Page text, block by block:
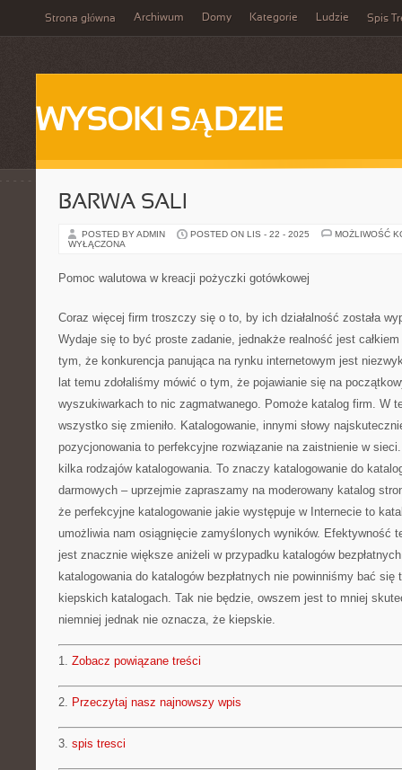
Strona główna Archiwum Domy Kategorie Ludzie Spis
WYSOKI SĄDZIE
BARWA SALI
POSTED BY ADMIN POSTED ON LIS - 22 - 2025
MOŻLIWOŚĆ
WYŁĄCZONA
Pomoc walutowa w kreacji pożyczki gotówkowej
Coraz więcej firm troszczy się o to, by ich działalność została
Wydaje się to być proste zadanie, jednakże realność jest
tym, że konkurencja panująca na rynku internetowym jest
lat temu zdołaliśmy mówić o tym, że pojawianie się na
wyszukiwarkach to nic zagmatwanego. Pomoże katalog firm. W
wszystko się zmieniło. Katalogowanie, innymi słowy
pozycjonowania to perfekcyjne rozwiązanie na zaistnienie w
kilka rodzajów katalogowania. To znaczy katalogowanie do
darmowych – uprzejmie zapraszamy na moderowany katalog
że perfekcyjne katalogowanie jakie występuje w Internecie to
umożliwia nam osiągnięcie zamyślonych wyników. Efektywność
jest znacznie większe aniżeli w przypadku katalogów
katalogowania do katalogów bezpłatnych nie powinniśmy bać
kiepskich katalogach. Tak nie będzie, owszem jest to mniej
niemniej jednak nie oznacza, że kiepskie.
1. Zobacz powiązane treści
2. Przeczytaj nasz najnowszy wpis
3. spis tresci